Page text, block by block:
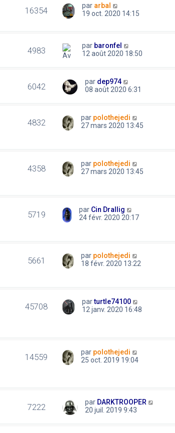
16354 par arbal
19 oct. 2020 14:15
4983 par baronfel
12 août 2020 18:50
6042 par dep974
08 août 2020 6:31
4832 par polothejedi
27 mars 2020 13:45
4358 par polothejedi
27 mars 2020 13:45
5719 par Cin Drallig
24 févr. 2020 20:17
5661 par polothejedi
18 févr. 2020 13:22
45708 parturtle74100
12 janv. 2020 16:48
14559 par polothejedi
25 oct. 2019 19:04
7222 par DARKTROOPER
20 juil. 2019 9:43